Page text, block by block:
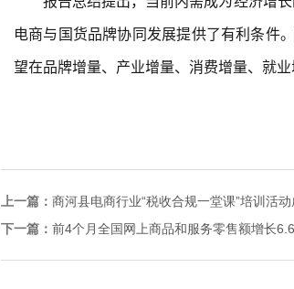
电商与国货品牌协同发展提供了有利条件
望在品牌增量、产业增量、消费增量、就
上一篇： 商河县电商行业“税收合规一堂课”培训活
下一篇： 前4个月全国网上商品和服务零售额增长